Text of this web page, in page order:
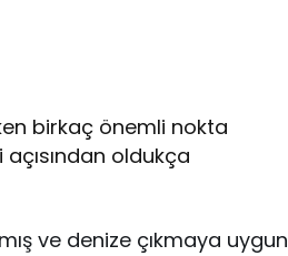
birkaç önemli nokta
oldukça
ve denize çıkmaya uygun